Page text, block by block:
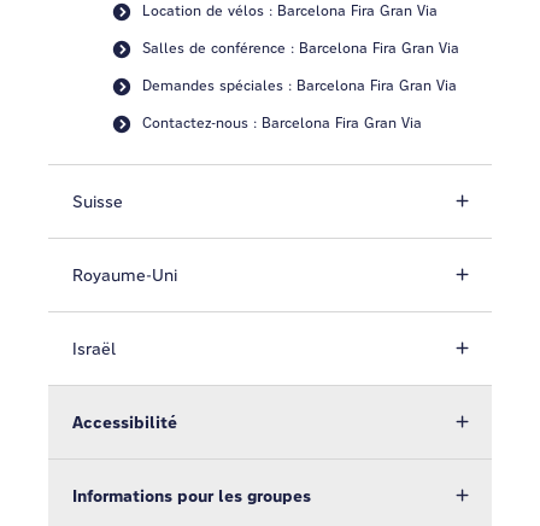
Location de vélos : Barcelona Fira Gran Via
Salles de conférence : Barcelona Fira Gran Via
Demandes spéciales : Barcelona Fira Gran Via
Contactez-nous : Barcelona Fira Gran Via
Suisse
Royaume-Uni
Israël
Accessibilité
Informations pour les groupes